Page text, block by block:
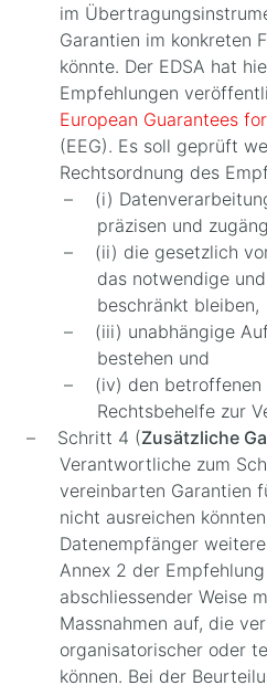
im
Garantien im konkreten
könnte. Der EDSA hat
Empfehlungen
European Guarantees
(EEG). Es soll geprüft
Rechtsordnung des
(i)
präzisen und
(ii) die gesetzlich
das notwendige
beschränkt bleiben,
(iii) unabhängige
bestehen und
(iv) den
Rechtsbehelfe zur
Schritt 4 (Zusätzliche
Verantwortliche zum
vereinbarten Garantien
nicht ausreichen
Datenempfänger
Annex 2 der
abschliessender Weise
Massnahmen auf, die
organisatorischer oder
können. Bei der